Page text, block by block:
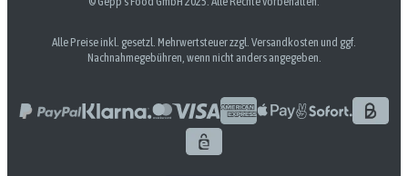
Alle Preise inkl. gesetzl. Mehrwertsteuer zzgl. Versandkosten und ggf.
Nachnahmegebühren, wenn nicht anders angegeben.